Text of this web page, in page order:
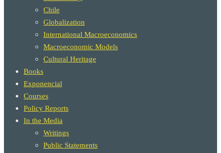
Chile
Globalization
International Macroeconomics
Macroeconomic Models
Cultural Heritage
Books
Exponencial
Courses
Policy Reports
In the Media
Writings
Public Statements